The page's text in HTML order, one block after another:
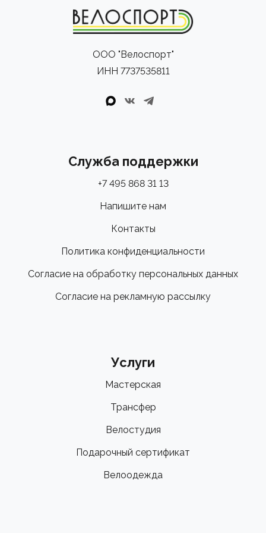
ООО "Велоспорт"
ИНН 7737535811
Служба поддержки
+7 495 868 31 13
Напишите нам
Контакты
Политика конфиденциальности
Согласие на обработку персональных данных
Согласие на рекламную рассылку
Услуги
Мастерская
Трансфер
Велостудия
Подарочный сертификат
Велоодежда